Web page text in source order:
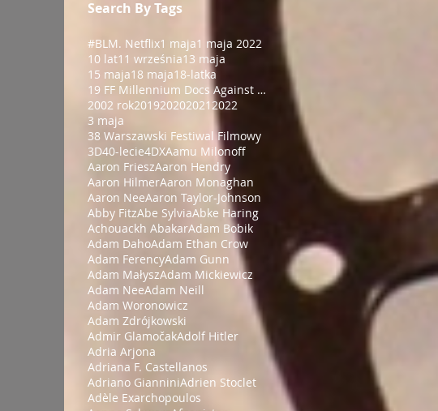
Search By Tags
#BLM. Netflix1 maja1 maja 2022
10 lat11 września13 maja
15 maja18 maja18-latka
19 FF Millennium Docs Against Gravity!
2002 rok201920202021 2022
3 maja
38 Warszawski Festiwal Filmowy
3D40-lecie4DXAamu Milonoff
Aaron FrieszAaron Hendry
Aaron HilmerAaron Monaghan
Aaron NeeAaron Taylor-Johnson
Abby FitzAbe SylviaAbke Haring
Achouackh AbakarAdam Bobik
Adam DahoAdam Ethan Crow
Adam FerencyAdam Gunn
Adam MałyszAdam Mickiewicz
Adam NeeAdam Neill
Adam Woronowicz
Adam Zdrójkowski
Admir GlamočakAdolf Hitler
Adria Arjona
Adriana F. Castellanos
Adriano GianniniAdrien Stoclet
Adèle Exarchopoulos